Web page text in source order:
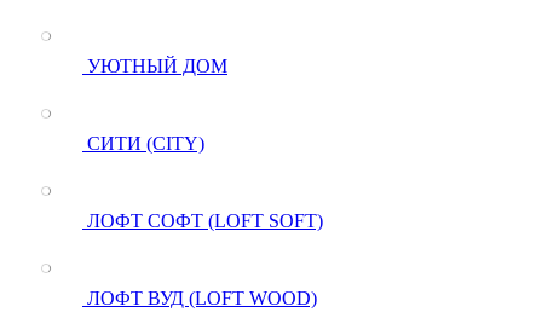
УЮТНЫЙ ДОМ
СИТИ (CITY)
ЛОФТ СОФТ (LOFT SOFT)
ЛОФТ ВУД (LOFT WOOD)